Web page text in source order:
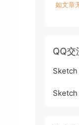
如文章
QQ交